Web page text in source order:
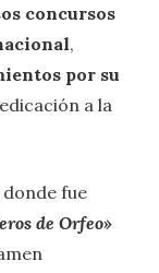
concursos
,
por su
a la
donde fue
de Orfeo»